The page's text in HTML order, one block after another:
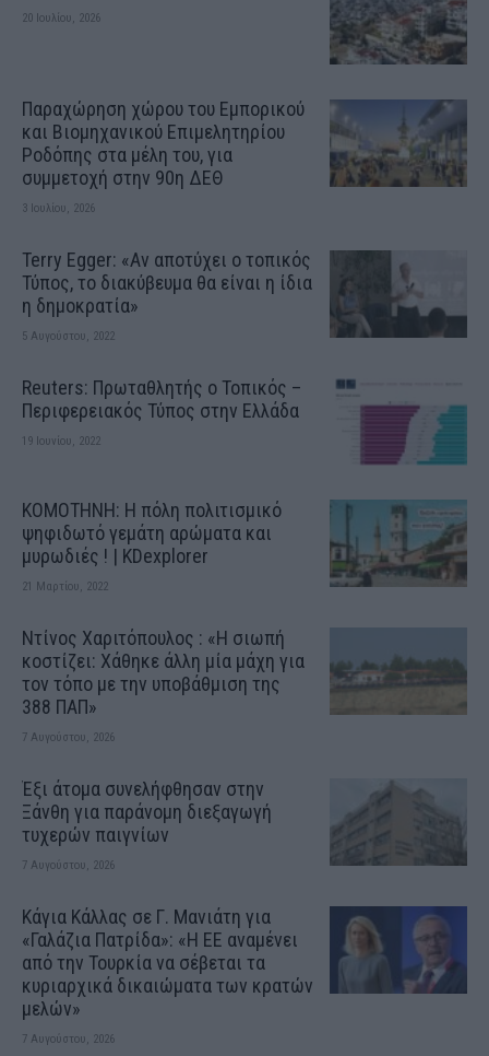
20 Ιουλίου, 2026
Παραχώρηση χώρου του Εμπορικού
και Βιομηχανικού Επιμελητηρίου
Ροδόπης στα μέλη του, για
συμμετοχή στην 90η ΔΕΘ
3 Ιουλίου, 2026
Terry Egger: «Αν αποτύχει ο τοπικός
Τύπος, το διακύβευμα θα είναι η ίδια
η δημοκρατία»
5 Αυγούστου, 2022
Reuters: Πρωταθλητής ο Τοπικός –
Περιφερειακός Τύπος στην Ελλάδα
19 Ιουνίου, 2022
ΚΟΜΟΤΗΝΗ: H πόλη πολιτισμικό
ψηφιδωτό γεμάτη αρώματα και
μυρωδιές ! | KDexplorer
21 Μαρτίου, 2022
Ντίνος Χαριτόπουλος : «Η σιωπή
κοστίζει: Χάθηκε άλλη μία μάχη για
τον τόπο με την υποβάθμιση της
388 ΠΑΠ»
7 Αυγούστου, 2026
Έξι άτομα συνελήφθησαν στην
Ξάνθη για παράνομη διεξαγωγή
τυχερών παιγνίων
7 Αυγούστου, 2026
Κάγια Κάλλας σε Γ. Μανιάτη για
«Γαλάζια Πατρίδα»: «Η ΕΕ αναμένει
από την Τουρκία να σέβεται τα
κυριαρχικά δικαιώματα των κρατών
μελών»
7 Αυγούστου, 2026